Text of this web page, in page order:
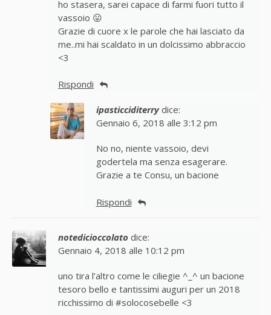
ho stasera, sarei capace di farmi fuori tutto il
vassoio 😛
Grazie di cuore x le parole che hai lasciato da
me..mi hai scaldato in un dolcissimo abbraccio
<3
Rispondi
ipasticciditerry dice:
Gennaio 6, 2018 alle 3:12 pm
No no, niente vassoio, devi
godertela ma senza esagerare.
Grazie a te Consu, un bacione
Rispondi
notedicioccolato dice:
Gennaio 4, 2018 alle 10:12 pm
uno tira l’altro come le ciliegie ^_^ un bacione
tesoro bello e tantissimi auguri per un 2018
ricchissimo di #solocosebelle <3